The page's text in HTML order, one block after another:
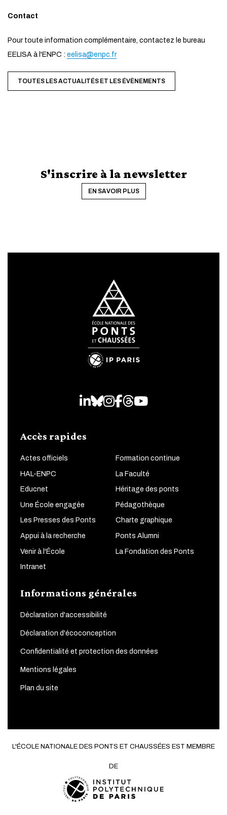
Contact
Pour toute information complémentaire, contactez le bureau
EELISA à l'ENPC : eelisa@enpc.fr
TOUTES LES ACTUALITÉS ET LES ÉVÈNEMENTS
S'inscrire à la newsletter
EN SAVOIR PLUS
LinkedIn
Bluesky
Instagram
Facebook
Threads
Youtube
Accès rapides
Actes officiels Formation continue
HAL-ENPC La Faculté
Educnet Héritage des ponts
Une École engagée Pédagothèque
Les Presses des Ponts Charte graphique
Appui à la recherche Ponts Alumni
Venir à l'École La Fondation des Ponts
Intranet
Informations générales
Déclaration d'accessibilité
Déclaration d'écoconception
Confidentialité et protection des données
Mentions légales
Plan du site
L'ÉCOLE NATIONALE DES PONTS ET CHAUSSÉES EST MEMBRE
DE